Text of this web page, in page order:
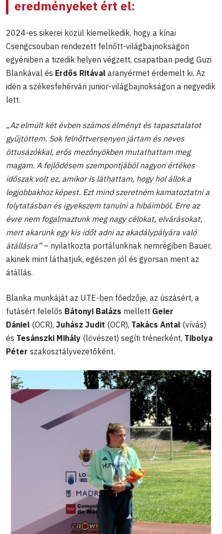
eredményeket ért el:
2024-es sikerei közül kiemelkedik, hogy a kínai
Csengcsouban rendezett felnőtt-világbajnokságon
egyéniben a tizedik helyen végzett, csapatban pedig Guzi
Blankával és Erdős Ritával aranyérmet érdemelt ki. Az
idén a székesfehérvári junior-világbajnokságon a negyedik
lett.
„Az elmúlt két évben számos élményt és tapasztalatot
gyűjtöttem. Sok felnőttversenyen jártam és neves
öttusázókkal, erős mezőnyökben mutathattam meg
magam. A fejlődésem szempontjából nagyon értékes
időszak volt ez, amikor is láthattam, hogy hol állok a
legjobbakhoz képest. Ezt mind szeretném kamatoztatni a
folytatásban és igyekszem tanulni a hibáimból. Erre az
évre nem fogalmaztunk meg nagy célokat, elvárásokat,
mert akarunk egy kis időt adni az akadálypályára való
átállásra”– nyilatkozta portálunknak nemrégiben Bauer,
akinek mint láthatjuk, egészen jól és gyorsan ment az
átállás.
Blanka munkáját az UTE-ben főedzője, az úszásért, a
futásért felelős Bátonyi Balázs mellett Geier
Dániel (OCR), Juhász Judit (OCR), Takács Antal (vívás)
és Tesánszki Mihály (lövészet) segíti trénerként, Tibolya
Péter szakosztályvezetőként.